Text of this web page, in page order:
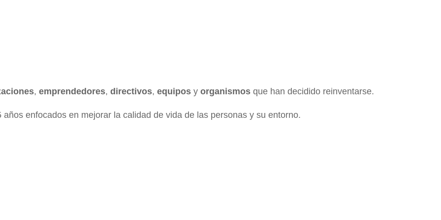
, emprendedores, directivos, equipos y organismos que han decidido reinventarse.
años enfocados en mejorar la calidad de vida de las personas y su entorno.